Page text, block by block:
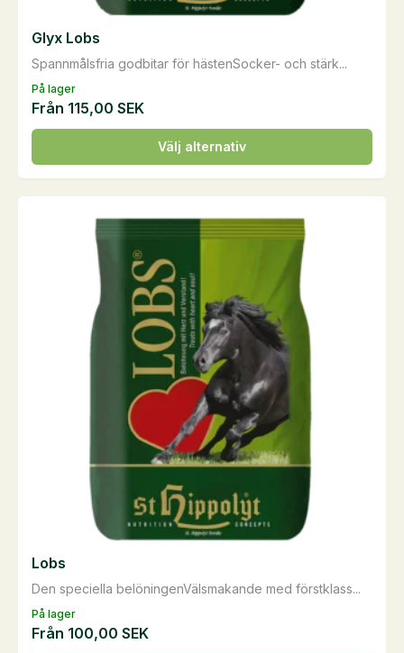
På lager
Spannmålsfria godbitar för hästenSocker- och stärk...
Glyx Lobs
Från 115,00 SEK
Välj alternativ
Den
här
produkten
alternativen
På lager
Den speciella belöningenVälsmakande med förstklass...
Lobs
Från 100,00 SEK